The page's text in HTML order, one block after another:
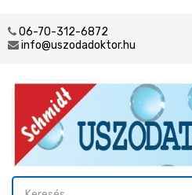
06-70-312-6872
info@uszodadoktor.hu